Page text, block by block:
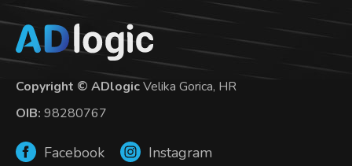
Copyright © ADlogicVelika Gorica, HR
OIB: 98280767
Facebook Instagram